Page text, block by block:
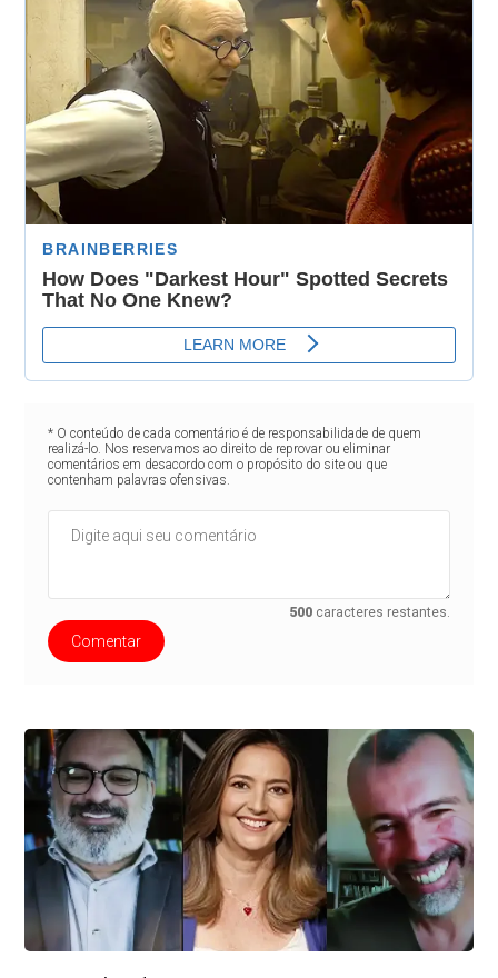
* O conteúdo de cada comentário é de responsabilidade de quem
realizá-lo. Nos reservamos ao direito de reprovar ou eliminar
comentários em desacordo com o propósito do site ou que
contenham palavras ofensivas.
500 caracteres restantes.
Comentar